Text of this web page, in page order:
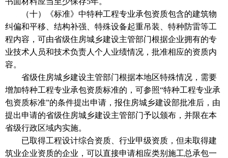
（十）《标准》中特种工程专业承包资质包含的建筑物
纠偏和平移、结构补强、特殊设备起重吊装、特种防雷等工
程内容，可由省级住房城乡建设主管部门根据企业拥有的专
业技术人员和技术负责人个人业绩情况，批准相应的资质内
容。
省级住房城乡建设主管部门根据本地区特殊情况，需要
增加特种工程专业承包资质标准的，可参照“特种工程专业承
包资质标准”的条件提出申请，报住房城乡建设部批准后，由
提出申请的省级住房城乡建设主管部门予以颁布，并限在本
省级行政区域内实施。
已取得工程设计综合资质、行业甲级资质，但未取得建
筑业企业资质的企业，可以直接申请相应类别施工总承包一